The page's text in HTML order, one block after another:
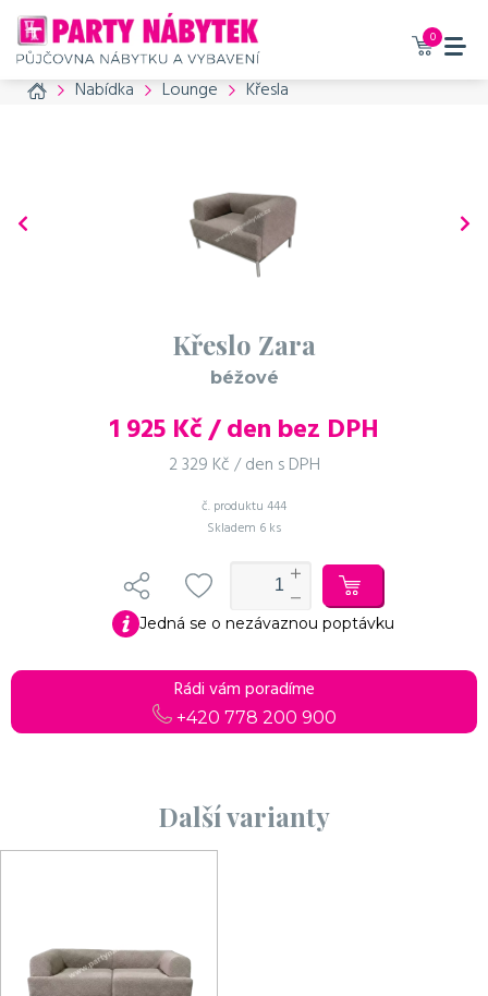
0
Home Nabídka Lounge Křesla
Křeslo Zara
béžové
1 925 Kč / den bez DPH
2 329 Kč / den s DPH
č. produktu 444
Skladem 6 ks
Jedná se o nezávaznou poptávku
Rádi vám poradíme
+420 778 200 900
Další varianty